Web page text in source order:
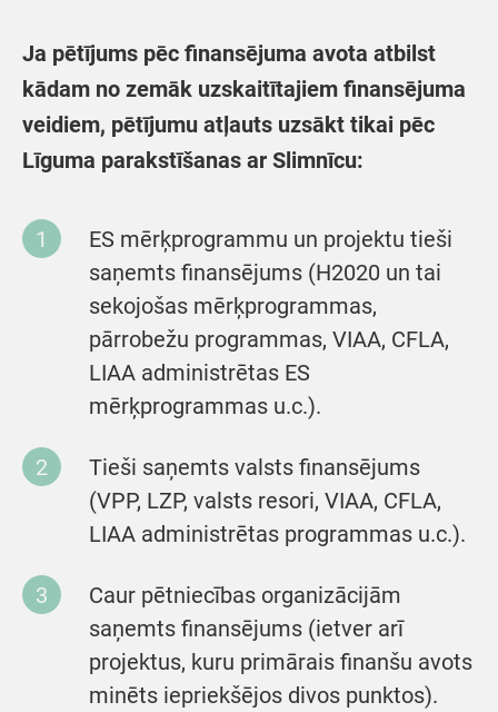
Ja pētījums pēc finansējuma avota atbilst
kādam no zemāk uzskaitītajiem finansējuma
veidiem, pētījumu atļauts uzsākt tikai pēc
Līguma parakstīšanas ar Slimnīcu:
ES mērķprogrammu un projektu tieši
saņemts finansējums (H2020 un tai
sekojošas mērķprogrammas,
pārrobežu programmas, VIAA, CFLA,
LIAA administrētas ES
mērķprogrammas u.c.).
Tieši saņemts valsts finansējums
(VPP, LZP, valsts resori, VIAA, CFLA,
LIAA administrētas programmas u.c.).
Caur pētniecības organizācijām
saņemts finansējums (ietver arī
projektus, kuru primārais finanšu avots
minēts iepriekšējos divos punktos).